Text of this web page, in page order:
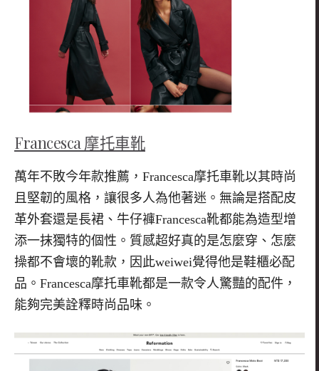
Francesca 摩托車靴
萬年不敗今年款推薦， Francesca摩托車靴以其時尚
且堅韌的風格，讓很多人為他著迷。無論是搭配皮
革外套還是長裙、牛仔褲Francesca靴都能為造型增
添一抹獨特的個性。質感超好真的是怎麼穿、怎麼
操都不會壞的靴款，因此weiwei覺得他是鞋櫃必配
品。 Francesca摩托車靴都是一款令人驚豔的配件，
能夠完美詮釋時尚品味。